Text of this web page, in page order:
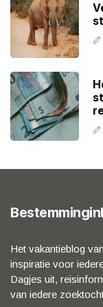
Het vakantieblog
inspiratie voor
Dagjes uit,
van iedere